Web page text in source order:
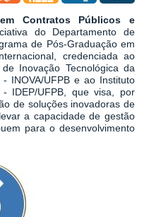
Contratos Públicos e
do Departamento de
de Pós-Graduação em
credenciada ao
Inovação Tecnológica da
INOVA/UFPB e ao Instituto
IDEP/UFPB, que visa, por
de soluções inovadoras de
a capacidade de gestão
para o desenvolvimento